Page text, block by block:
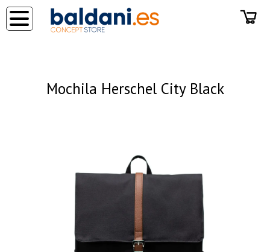
Mochila Herschel City Black